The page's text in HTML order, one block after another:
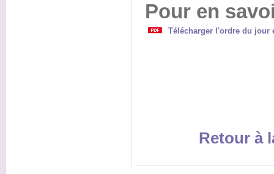
Pour en
Télécharger l'ordre du
Retour à